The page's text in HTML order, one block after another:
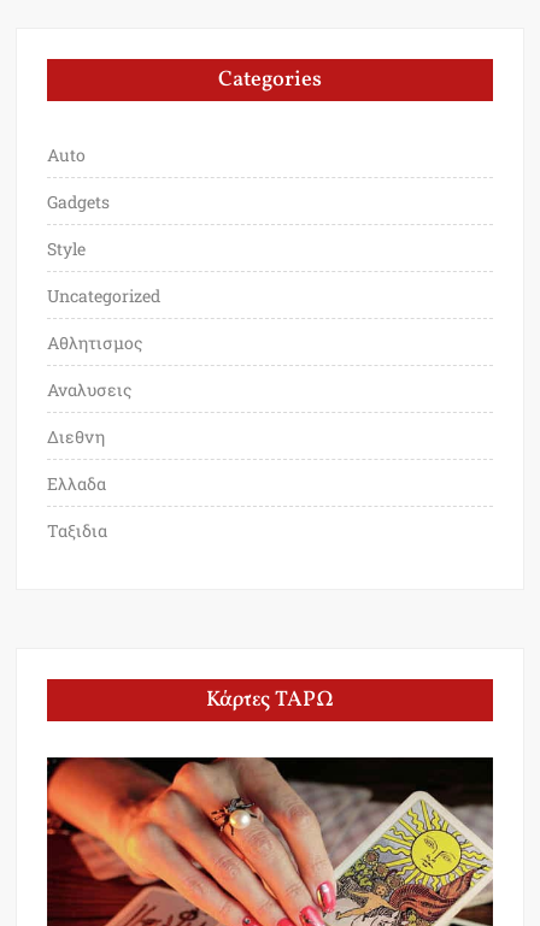
Categories
Auto
Gadgets
Style
Uncategorized
Αθλητισμος
Αναλυσεις
Διεθνη
Ελλαδα
Ταξιδια
Κάρτες ΤΑΡΩ